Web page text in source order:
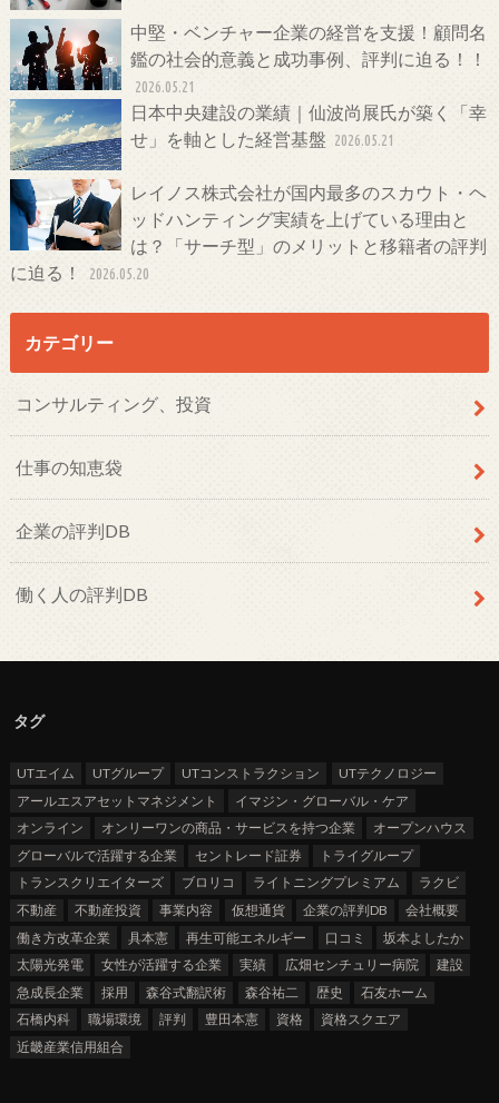
中堅・ベンチャー企業の経営を支援！顧問名
鑑の社会的意義と成功事例、評判に迫る！！
2026.05.21
日本中央建設の業績｜仙波尚展氏が築く「幸
せ」を軸とした経営基盤 2026.05.21
レイノス株式会社が国内最多のスカウト・ヘ
ッドハンティング実績を上げている理由と
は？「サーチ型」のメリットと移籍者の評判
に迫る！
2026.05.20
カテゴリー
コンサルティング、投資
仕事の知恵袋
企業の評判DB
働く人の評判DB
タグ
UTエイム UTグループ UTコンストラクション
UTテクノロジー
アールエスアセットマネジメント
イマジン・グローバル・ケア
オンライン
オンリーワンの商品・サービスを持つ企業
オープンハウス
グローバルで活躍する企業
セントレード証券
トライグループ
トランスクリエイターズ
ブロリコ ライトニングプレミアム
ラクビ
不動産
不動産投資 事業内容 仮想通貨 企業の評判DB
会社概要
働き方改革企業
具本憲 再生可能エネルギー 口コミ
坂本よしたか
太陽光発電
女性が活躍する企業 実績 広畑センチュリー病院
建設
急成長企業
採用 森谷式翻訳術 森谷祐二 歴史
石友ホーム
石橋内科
職場環境 評判 豊田本憲 資格
資格スクエア
近畿産業信用組合